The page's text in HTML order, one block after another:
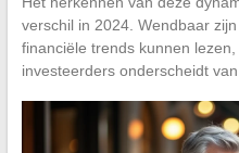
verschil in 2024. Wendbaar
financiële trends kunnen
investeerders onderscheidt van